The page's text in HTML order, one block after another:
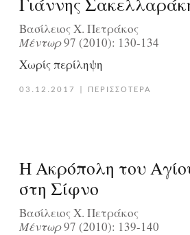
Βασίλειος Χ. Πετράκος
Μέντωρ97 (2010): 130-134
Χωρίς περίληψη
03.12.2017 ΠΕΡΙΣΣΟΤΕΡΑ
Η Ακρόπολη του
στη Σίφνο
Βασίλειος Χ. Πετράκος
Μέντωρ97 (2010): 139-140